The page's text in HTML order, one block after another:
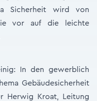
Sicherheit wird von
vor auf die leichte
In den gewerblich
Gebäudesicherheit
Herwig Kroat, Leitung